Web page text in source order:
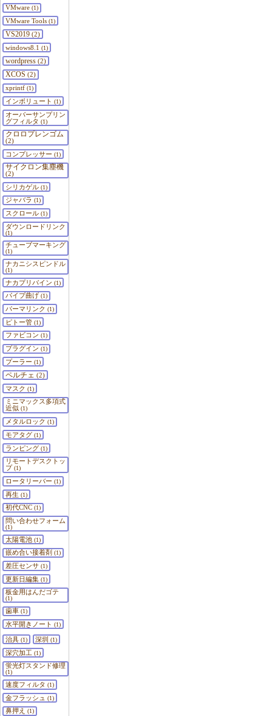
VMware(1)
VMware Tools(1)
VS2019 (2)
windows8.1 (1)
wordpress (2)
XCOS (2)
xprintf(1)
インボリュート (1)
オーバーサンプリン
グフィルタ (1)
クロロプレンゴム
(2)
コンプレッサー (1)
サイクロン集塵機
(2)
シリカゲル(1)
ジャバラ (1)
スクロール(1)
ダウンロードリンク
(1)
チューブマーキング
(1)
ナカニシスピンドル
(1)
ナカプリバイン (1)
パイプ曲げ(1)
パーマリンク (1)
ピトー管(1)
ファビコン (1)
プラグイン (1)
プーラー (1)
ペルチェ (2)
マスク (1)
ミニマックス多項式
近似(1)
メタルロック (1)
モアタグ(1)
ランピング(1)
リモートデスクトッ
プ(1)
ロータリーバー (1)
再生 (1)
初代CNC(1)
問い合わせフォーム
(1)
太陽電池(1)
嵌め合い接着剤 (1)
差圧センサ(1)
更新日編集(1)
板金用はんだゴテ
(1)
歯車(1)
水平開きノート (1)
治具(1) 深圳 (1)
深穴加工 (1)
蛍光灯スタンド修理
(1)
速度フィルタ (1)
金フラッシュ (1)
鼻押え (1)